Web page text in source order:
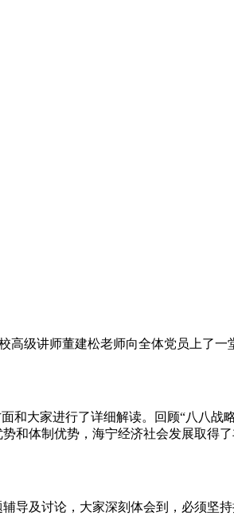
级讲师董建松老师向全体党员上了一
和大家进行了详细解读。回顾“八八战
和体制优势，海宁经济社会发展取得
导及讨论，大家深刻体会到，必须坚